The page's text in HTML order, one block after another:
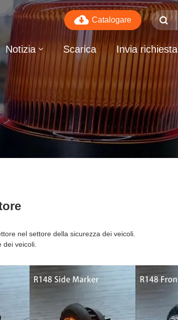
Catalogare
Notizia Scarica Invia richiesta
nel settore della sicurezza dei veicoli.
veicoli.